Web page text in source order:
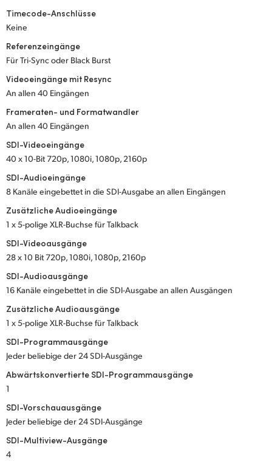
Ukraine
United Kingdom
United States
Timecode-Anschlüsse
Keine
Referenzeingänge
Für Tri-Sync oder Black Burst
Videoeingänge mit Resync
An allen 40 Eingängen
Frameraten- und Formatwandler
An allen 40 Eingängen
SDI-Videoeingänge
40 x 10-Bit 720p, 1080i, 1080p, 2160p
SDI-Audioeingänge
8 Kanäle eingebettet in die SDI-Ausgabe an allen Eingängen
Zusätzliche Audioeingänge
1 x 5-polige XLR-Buchse für Talkback
SDI-Videoausgänge
28 x 10 Bit 720p, 1080i, 1080p, 2160p
SDI-Audioausgänge
16 Kanäle eingebettet in die SDI-Ausgabe an allen Ausgängen
Zusätzliche Audioausgänge
1 x 5-polige XLR-Buchse für Talkback
SDI-Programmausgänge
Jeder beliebige der 24 SDI-Ausgänge
Abwärtskonvertierte SDI-Programmausgänge
1
SDI-Vorschauausgänge
Jeder beliebige der 24 SDI-Ausgänge
SDI-Multiview-Ausgänge
4